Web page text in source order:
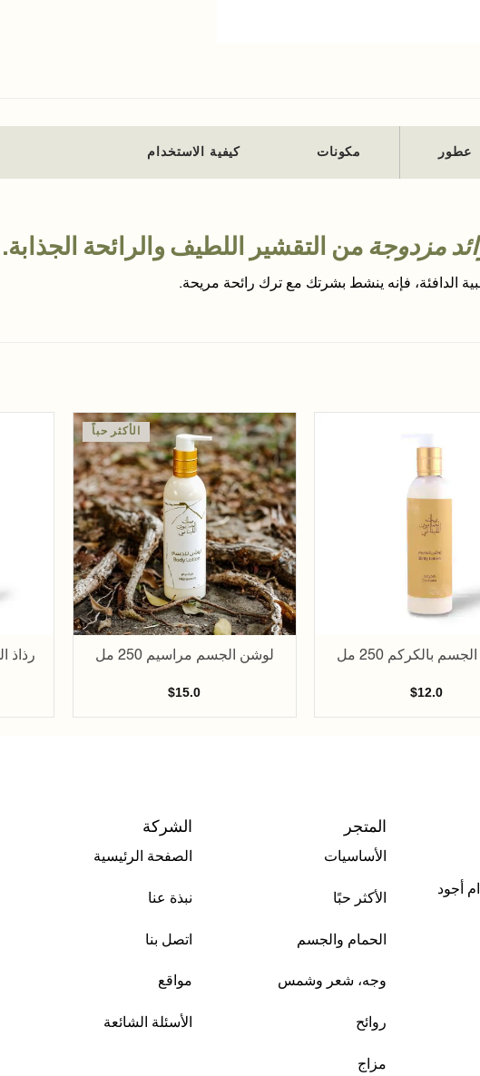
عطور مكونات كيفية الاستخدام
مزدوجة من التقشير اللطيف والرائحة الجذابة.
الدافئة، فإنه ينشط بشرتك مع ترك رائحة مريحة.
بالكركم 250 مل
$12.0
الأكثر حباً
إضافة
إلى
قائمة
الأمنيات
لوشن الجسم مراسيم 250 مل
$15.0
أجود
المتجر
الأساسيات
الأكثر حبًا
الحمام والجسم
وجه، شعر وشمس
روائح
مزاج
الشركة
الصفحة الرئيسية
نبذة عنا
اتصل بنا
مواقع
الأسئلة الشائعة